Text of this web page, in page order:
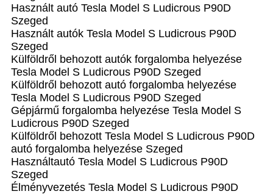
Használt autó‎ Tesla Model S Ludicrous P90D
Szeged
Használt autó‎k Tesla Model S Ludicrous P90D
Szeged
Külföldről behozott autók forgalomba helyezése
Tesla Model S Ludicrous P90D Szeged
Külföldről behozott autó forgalomba helyezése
Tesla Model S Ludicrous P90D Szeged
Gépjármű forgalomba helyezése Tesla Model S
Ludicrous P90D Szeged
Külföldről behozott Tesla Model S Ludicrous P90D
autó forgalomba helyezése Szeged
Használtautó‎ Tesla Model S Ludicrous P90D
Szeged
Élményvezetés Tesla Model S Ludicrous P90D